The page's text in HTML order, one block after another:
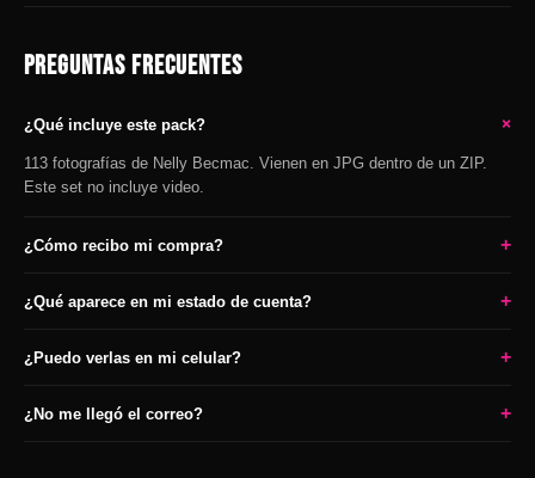
PREGUNTAS FRECUENTES
¿Qué incluye este pack? +
113 fotografías de Nelly Becmac. Vienen en JPG dentro de un ZIP.
Este set no incluye video.
¿Cómo recibo mi compra? +
¿Qué aparece en mi estado de cuenta? +
¿Puedo verlas en mi celular? +
¿No me llegó el correo? +